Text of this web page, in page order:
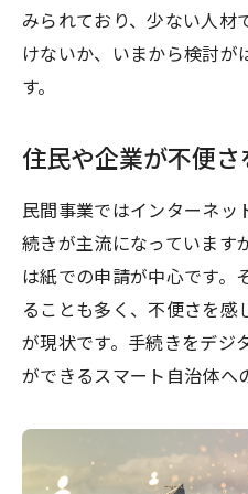
みられており、少ない人材
けないか、いまから検討が
す。
住民や企業が不便さ
民間事業ではインターネ
続きが主流になっています
は紙での申請が中心です。
ることも多く、不便さを感
が現状です。手続きをデジ
ができるスマート自治体へ